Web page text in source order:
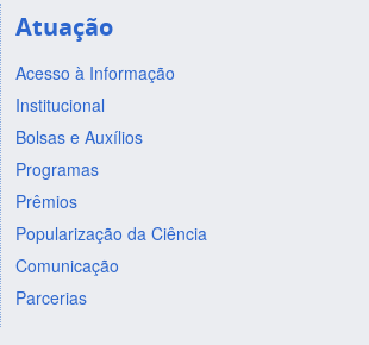
Atuação
Acesso à Informação
Institucional
Bolsas e Auxílios
Programas
Prêmios
Popularização da Ciência
Comunicação
Parcerias